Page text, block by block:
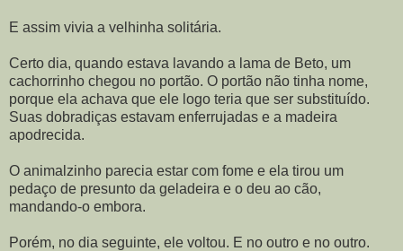
E assim vivia a velhinha solitária.
Certo dia, quando estava lavando a lama de Beto, um
cachorrinho chegou no portão. O portão não tinha nome,
porque ela achava que ele logo teria que ser substituído.
Suas dobradiças estavam enferrujadas e a madeira
apodrecida.
O animalzinho parecia estar com fome e ela tirou um
pedaço de presunto da geladeira e o deu ao cão,
mandando-o embora.
Porém, no dia seguinte, ele voltou. E no outro e no outro.